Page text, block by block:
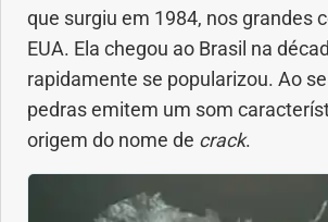
Anemia
Anestesia
Aparelho Digestivo
Atividade física
que surgiu em 1984, nos grandes
EUA. Ela chegou ao Brasil na
rapidamente se popularizou. Ao
pedras emitem um som
origem do nome de crack.